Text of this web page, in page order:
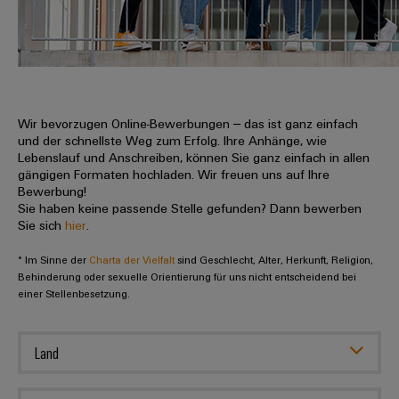
erlebbar
werden.
Datencenter
Produkte
für
Rechenzentren
–
effizient,
zuverlässig,
skalierbar
Energiespeicher
Lösungen
und
Anschlusstechnologie
DC-
u-
OS
Edge
Computing
Industrial
5G
Single
Leiterplattenklemmen
Gehäusesysteme
komponenten
Kabeleinführungssysteme
und
-
komponenten
Anschlussleitungen,
Patchkabel
Fast
Delivery
Beratung
und
digitale
Planung
easyConnect
-
Ihre
uns
Promotionfahrzeug
Distribution
Info
für
unsere
Partner
Vertrieb
Weidmüller
Zahlen
Unser
Vorstand
Nachhaltigkeit
Academy
People
Karriere
Stellen
für
Berufserfahrene
Für
Studierende
Werkstudententätigkeiten
Praktika
Abschlussarbeiten
Wir bevorzugen Online-Bewerbungen – das ist ganz einfach
und der schnellste Weg zum Erfolg. Ihre Anhänge, wie
Lebenslauf und Anschreiben, können Sie ganz einfach in allen
gängigen Formaten hochladen. Wir freuen uns auf Ihre
Bewerbung!
Sie haben keine passende Stelle gefunden? Dann bewerben
Sie sichhier
* Im Sinne der Charta der Vielfalt sind Geschlecht, Alter, Herkunft, Religion,
Behinderung oder sexuelle Orientierung für uns nicht entscheidend bei
einer Stellenbesetzung.
Land